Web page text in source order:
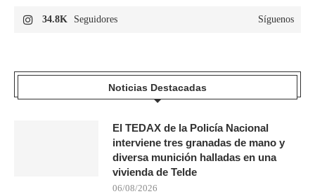
34.8K Seguidores Síguenos
Noticias Destacadas
El TEDAX de la Policía Nacional
interviene tres granadas de mano y
diversa munición halladas en una
vivienda de Telde
06/08/2026